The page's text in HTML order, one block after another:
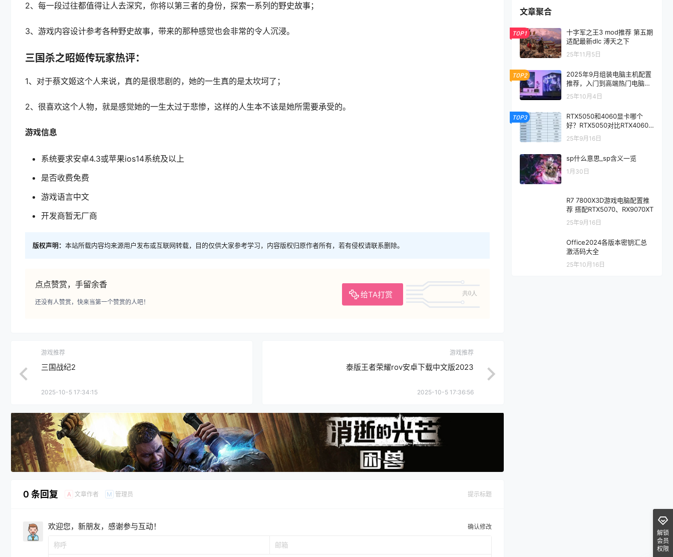
2、每一段过往都值得让人去深究，你将以第三者的身份，探索一系列的野史故事；
3、游戏内容设计参考各种野史故事，带来的那种感觉也会非常的令人沉浸。
三国杀之昭姬传玩家热评：
1、对于蔡文姬这个人来说，真的是很悲剧的，她的一生真的是太坎坷了；
2、很喜欢这个人物，就是感觉她的一生太过于悲惨，这样的人生本不该是她所需要承受的。
游戏信息
系统要求安卓4.3或苹果ios14系统及以上
是否收费免费
游戏语言中文
开发商暂无厂商
版权声明： 本站所载内容均来源用户发布或互联网转载，目的仅供大家参考学习，内容版权归原作者所有，若有侵权请联系删除。
点点赞赏，手留余香
给TA打赏 共0人
还没有人赞赏，快来当第一个赞赏的人吧！
游戏推荐
三国战纪2
2025-10-5 17:34:15
游戏推荐
泰版王者荣耀rov安卓下载中文版2023
2025-10-5 17:36:56
0 条回复 A 文章作者 M 管理员 提示标题
欢迎您，新朋友，感谢参与互动！ 确认修改
文章聚合
TOP1
十字军之王3 mod推荐 第五期
适配最新dlc 溥天之下
25年11月5日
TOP2
2025年9月组装电脑主机配置
推荐，入门到高端热门电脑配
置方案
25年10月4日
TOP3
RTX5050和4060显卡哪个
好？RTX5050对比RTX4060/
5060性能评测
25年9月16日
sp什么意思_sp含义一览
1月30日
R7 7800X3D游戏电脑配置推
荐 搭配RTX5070、RX9070XT
25年9月16日
Office2024各版本密钥汇总
激活码大全
25年10月16日
解锁
会员
权限